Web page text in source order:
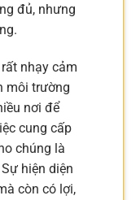
đủ, nhưng
nhạy cảm
môi trường
nơi để
cung cấp
chúng là
hiện diện
còn có lợi,